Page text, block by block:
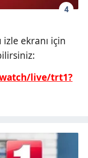
4
izle ekranı için
live/trt1?